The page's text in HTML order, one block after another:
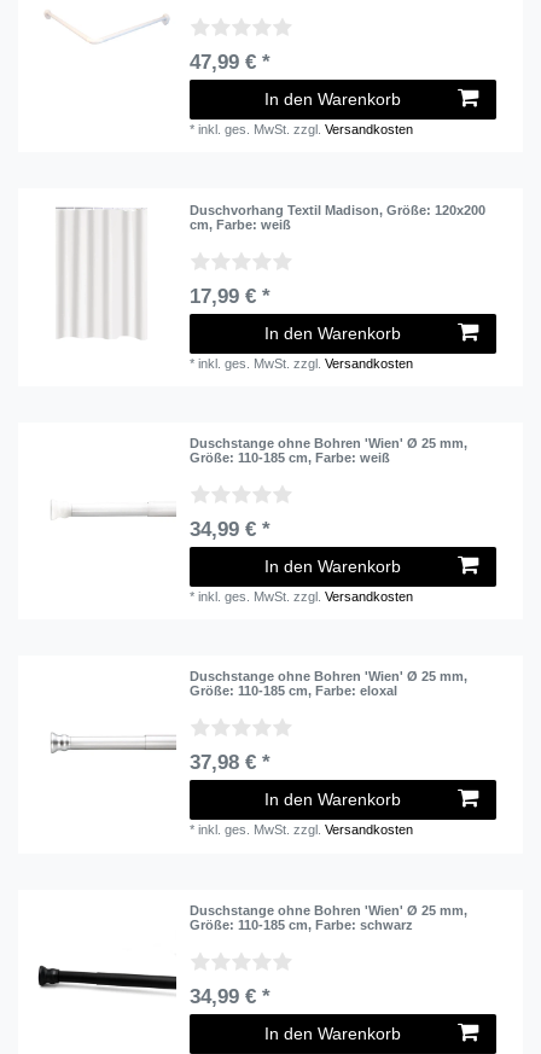
47,99 € *
In den Warenkorb
*inkl. ges. MwSt. zzgl.Versandkosten
Duschvorhang Textil Madison, Größe: 120x200
cm, Farbe: weiß
17,99 € *
In den Warenkorb
*inkl. ges. MwSt. zzgl.Versandkosten
Duschstange ohne Bohren 'Wien' Ø 25 mm,
Größe: 110-185 cm, Farbe: weiß
34,99 € *
In den Warenkorb
*inkl. ges. MwSt. zzgl.Versandkosten
Duschstange ohne Bohren 'Wien' Ø 25 mm,
Größe: 110-185 cm, Farbe: eloxal
37,98 € *
In den Warenkorb
*inkl. ges. MwSt. zzgl.Versandkosten
Duschstange ohne Bohren 'Wien' Ø 25 mm,
Größe: 110-185 cm, Farbe: schwarz
34,99 € *
In den Warenkorb